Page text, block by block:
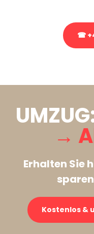
☎
→
Erhalten Sie
Kostenlos &